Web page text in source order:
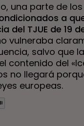
una parte de
a
del TJUE de 19
vulneraba
salvo que
contenido del
no llegará
europeas.